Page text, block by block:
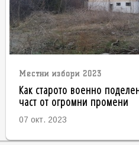
Местни избори 2023
Как старото военно
част от огромни промени
07 окт. 2023